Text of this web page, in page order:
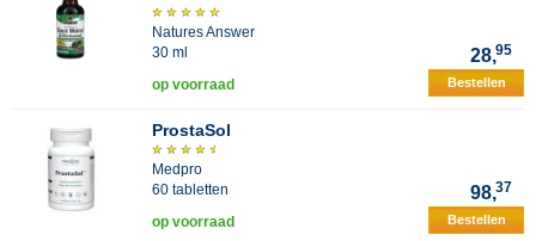
Natures Answer
30 ml
28,95
op voorraad Bestellen
ProstaSol
Medpro
60 tabletten
98,37
op voorraad Bestellen